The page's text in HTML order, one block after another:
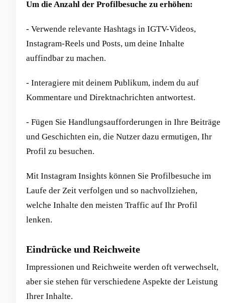
Um die Anzahl der Profilbesuche zu erhöhen:
- Verwende relevante Hashtags in IGTV-Videos,
Instagram-Reels und Posts, um deine Inhalte
auffindbar zu machen.
- Interagiere mit deinem Publikum, indem du auf
Kommentare und Direktnachrichten antwortest.
- Fügen Sie Handlungsaufforderungen in Ihre Beiträge
und Geschichten ein, die Nutzer dazu ermutigen, Ihr
Profil zu besuchen.
Mit Instagram Insights können Sie Profilbesuche im
Laufe der Zeit verfolgen und so nachvollziehen,
welche Inhalte den meisten Traffic auf Ihr Profil
lenken.
Eindrücke und Reichweite
Impressionen und Reichweite werden oft verwechselt,
aber sie stehen für verschiedene Aspekte der Leistung
Ihrer Inhalte.